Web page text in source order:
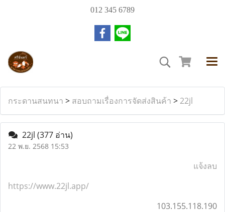
012 345 6789
กระดานสนทนา > สอบถามเรื่องการจัดส่งสินค้า > 22jl
22jl (377 อ่าน)
22 พ.ย. 2568 15:53
แจ้งลบ
https://www.22jl.app/
103.155.118.190